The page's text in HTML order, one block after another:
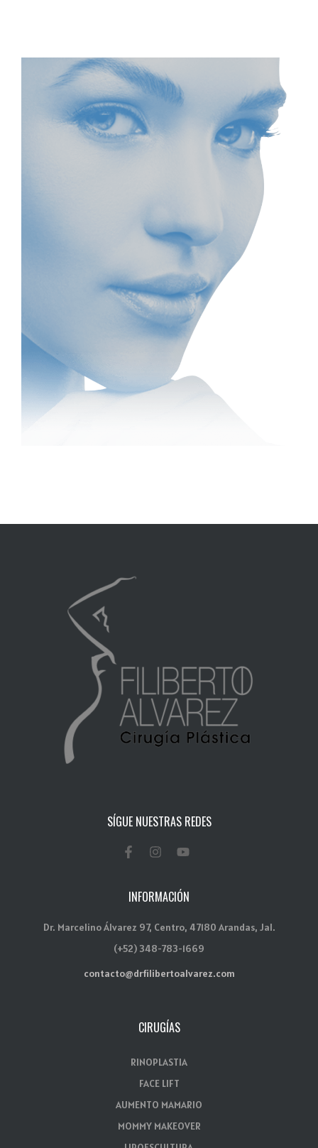
CIRUGÍAS
RINOPLASTIA
FACE LIFT
AUMENTO MAMARIO
MOMMY MAKEOVER
SÍGUE NUESTRAS REDES
INFORMACIÓN
Dr. Marcelino Álvarez 97, Centro, 47180 Arandas, Jal.
(+52) 348-783-1669
contacto@drfilibertoalvarez.com